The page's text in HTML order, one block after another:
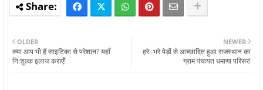
NEWER
हरे -भरे पेड़ों से आच्छादित हुआ राजस्थान का
ग्राम पंचायत धमाणा परिसर!
OLDER
क्या आप भी हैं साइटिका से परेशान? यहाँ
नि:शुल्क इलाज कराएँ!